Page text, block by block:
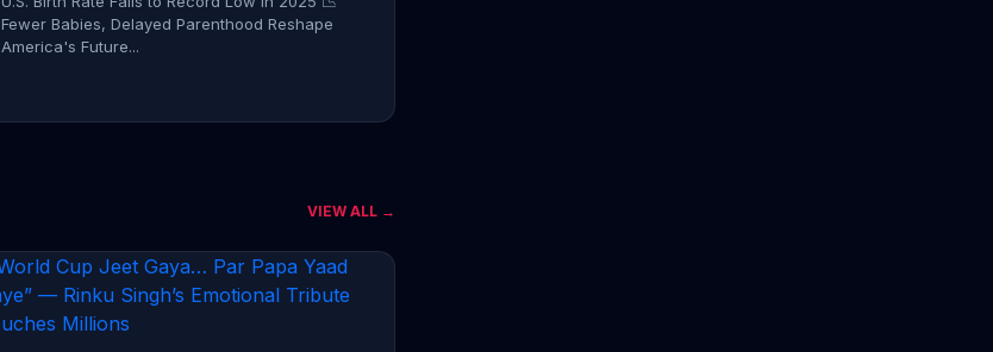
Fewer Babies, Delayed Parenthood Reshape
America's Future...
CONTINUE READING →
VIEW ALL →